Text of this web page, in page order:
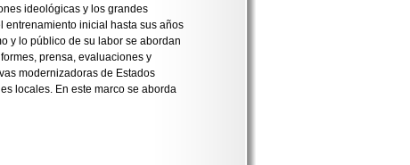
ideológicas y los grandes
entrenamiento inicial hasta sus años
y lo público de su labor se abordan
prensa, evaluaciones y
modernizadoras de Estados
locales. En este marco se aborda